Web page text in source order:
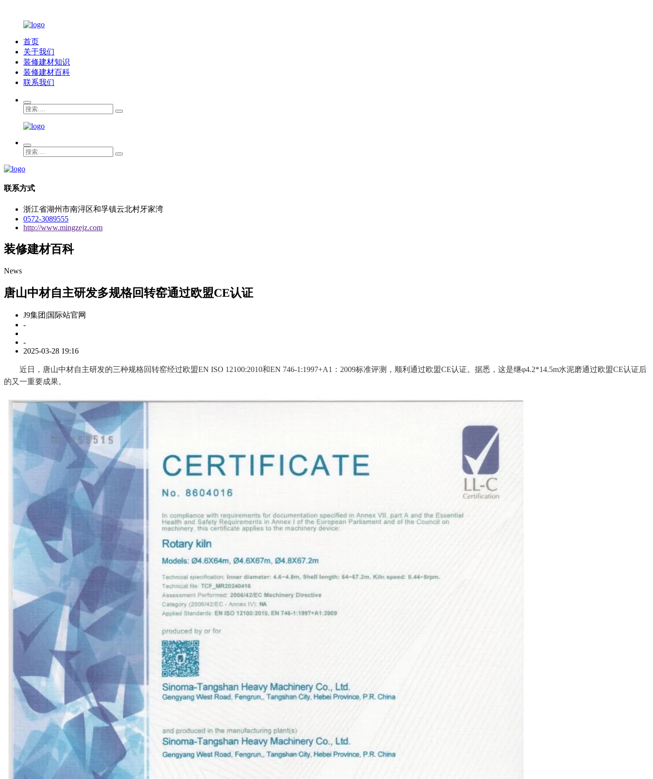
首页
关于我们
装修建材知识
装修建材百科
联系我们
联系方式
浙江省湖州市南浔区和孚镇云北村牙家湾
0572-3089555
http://www.mingzejz.com
装修建材百科
News
唐山中材自主研发多规格回转窑通过欧盟CE认证
J9集团|国际站官网
-
-
2025-03-28 19:16
近日，唐山中材自主研发的三种规格回转窑经过欧盟EN ISO 12100:2010和EN 746-1:1997+A1：2009标准评测，顺利通过欧盟CE认证。据悉，这是继φ4.2*14.5m水泥磨通过欧盟CE认证后
的又一重要成果。